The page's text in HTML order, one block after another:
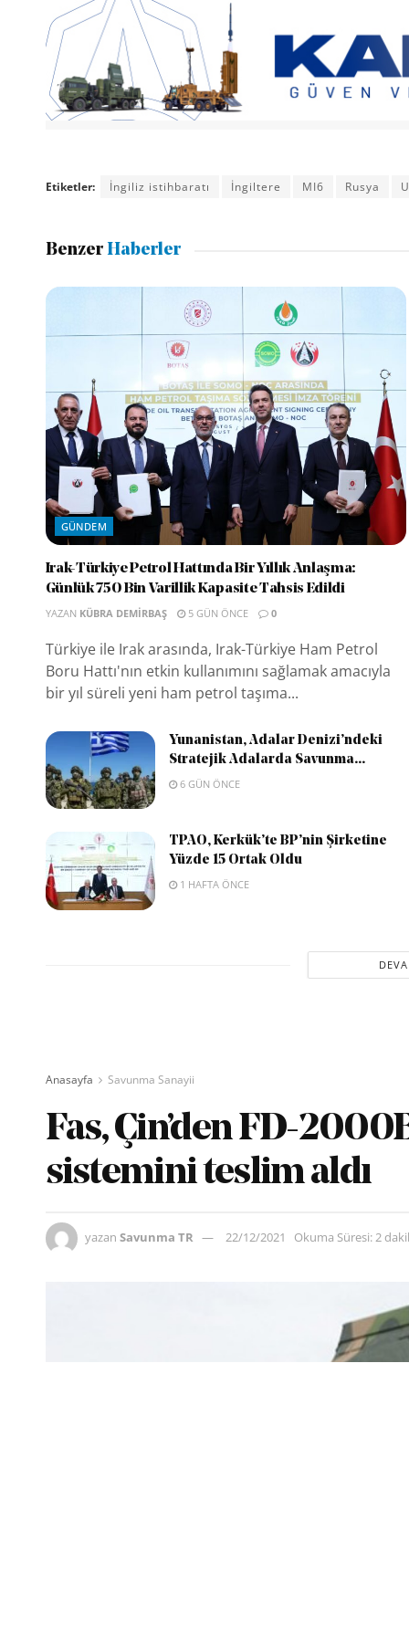
Etiketler: İngiliz istihbaratı İngiltere MI6 Rusya
BenzerHaberler
GÜNDEM
Irak-Türkiye Petrol Hattında Bir Yıllık Anlaşma:
Günlük 750 Bin Varillik Kapasite Tahsis Edildi
YAZAN KÜBRA DEMIRBAŞ 5 GÜN ÖNCE 0
Türkiye ile Irak arasında, Irak-Türkiye Ham Petrol
Boru Hattı'nın etkin kullanımını sağlamak amacıyla
bir yıl süreli yeni ham petrol taşıma...
Yunanistan, Adalar Denizi’ndeki
Stratejik Adalarda Savunma...
6 GÜN ÖNCE
TPAO, Kerkük’te BP’nin Şirketine
Yüzde 15 Ortak Oldu
1 HAFTA ÖNCE
Anasayfa Savunma Sanayii
Fas, Çin’den FD-
sistemini teslim aldı
yazan Savunma TR 22/12/2021 Okuma Süresi: 2